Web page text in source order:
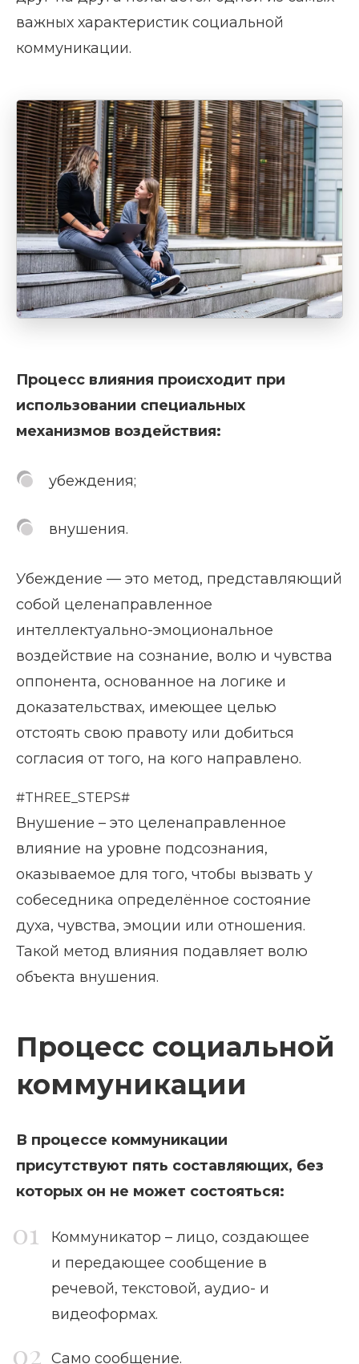
важных характеристик социальной
коммуникации.
Процесс влияния происходит при
использовании специальных
механизмов воздействия:
убеждения;
внушения.
Убеждение — это метод, представляющий
собой целенаправленное
интеллектуально-эмоциональное
воздействие на сознание, волю и чувства
оппонента, основанное на логике и
доказательствах, имеющее целью
отстоять свою правоту или добиться
согласия от того, на кого направлено.
#THREE_STEPS#
Внушение – это целенаправленное
влияние на уровне подсознания,
оказываемое для того, чтобы вызвать у
собеседника определённое состояние
духа, чувства, эмоции или отношения.
Такой метод влияния подавляет волю
объекта внушения.
Процесс социальной
коммуникации
В процессе коммуникации
присутствуют пять составляющих, без
которых он не может состояться:
Коммуникатор – лицо, создающее
и передающее сообщение в
речевой, текстовой, аудио- и
видеоформах.
Само сообщение.